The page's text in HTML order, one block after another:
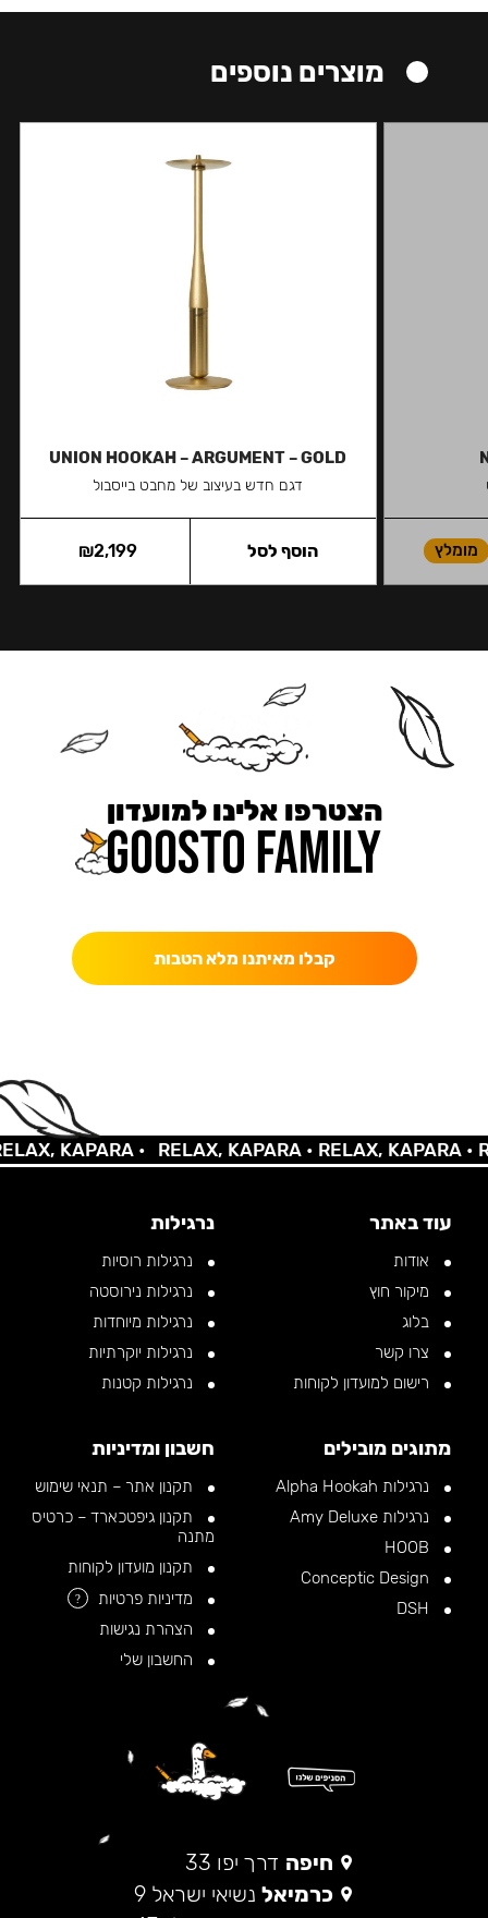
מוצרים נוספים
מומלץ
UNION HOOKAH – ARGUMENT – GOLD
דגם חדש בעיצוב של מחבט בייסבול
₪2,199 הוסף לסל
הצטרפו אלינו למועדון
קבלו מאיתנו מלא הטבות
KAPARA • RELAX, KAPARA •RELAX, KAPARA •
עוד באתר
אודות
מיקור חוץ
בלוג
צרו קשר
רישום למועדון לקוחות
נרגילות
נרגילות רוסיות
נרגילות נירוסטה
נרגילות מיוחדות
נרגילות יוקרתיות
נרגילות קטנות
מתוגים מובילים
נרגילות Alpha Hookah
נרגילות Amy Deluxe
חשבון ומדיניות
תקנון אתר – תנאי שימוש
תקנון גיפטכארד – כרטיס
מתנה
תקנון מועדון לקוחות
מדיניות פרטיות
?
הצהרת נגישות
החשבון שלי
חיפה דרך יפו 33
כרמיאל נשיאי ישראל 9